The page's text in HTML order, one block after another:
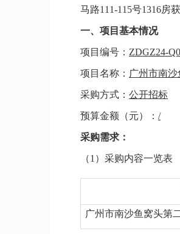
马路111-115号1316房
一、 项目基本情况
项目编号： ZDGZ24-
项目名称： 广州市南
采购方式： 公开招标
预算金额（元）： /
采购需求：
（1 ） 采购内容一览表
广州市南沙鱼窝头第